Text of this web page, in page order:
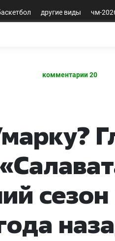
другие виды чм-
комментарии 20